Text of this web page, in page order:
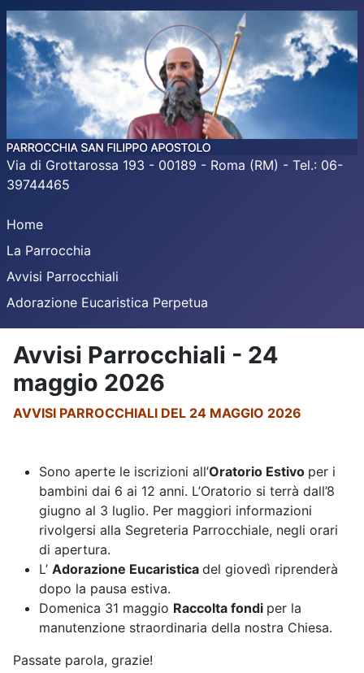
Via di Grottarossa 193 - 00189 - Roma (RM) - Tel.: 06-
39744465
Home
La Parrocchia
Avvisi Parrocchiali
Adorazione Eucaristica Perpetua
Avvisi Parrocchiali - 24
maggio 2026
AVVISI PARROCCHIALI DEL 24 MAGGIO 2026
Sono aperte le iscrizioni all’Oratorio Estivo per i
bambini dai 6 ai 12 anni. L’Oratorio si terrà dall’8
giugno al 3 luglio. Per maggiori informazioni
rivolgersi alla Segreteria Parrocchiale, negli orari
di apertura.
L’ Adorazione Eucaristica del giovedì riprenderà
dopo la pausa estiva.
Domenica 31 maggio Raccolta fondi per la
manutenzione straordinaria della nostra Chiesa.
Passate parola, grazie!